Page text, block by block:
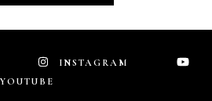
INSTAGRAM
YOUTUBE